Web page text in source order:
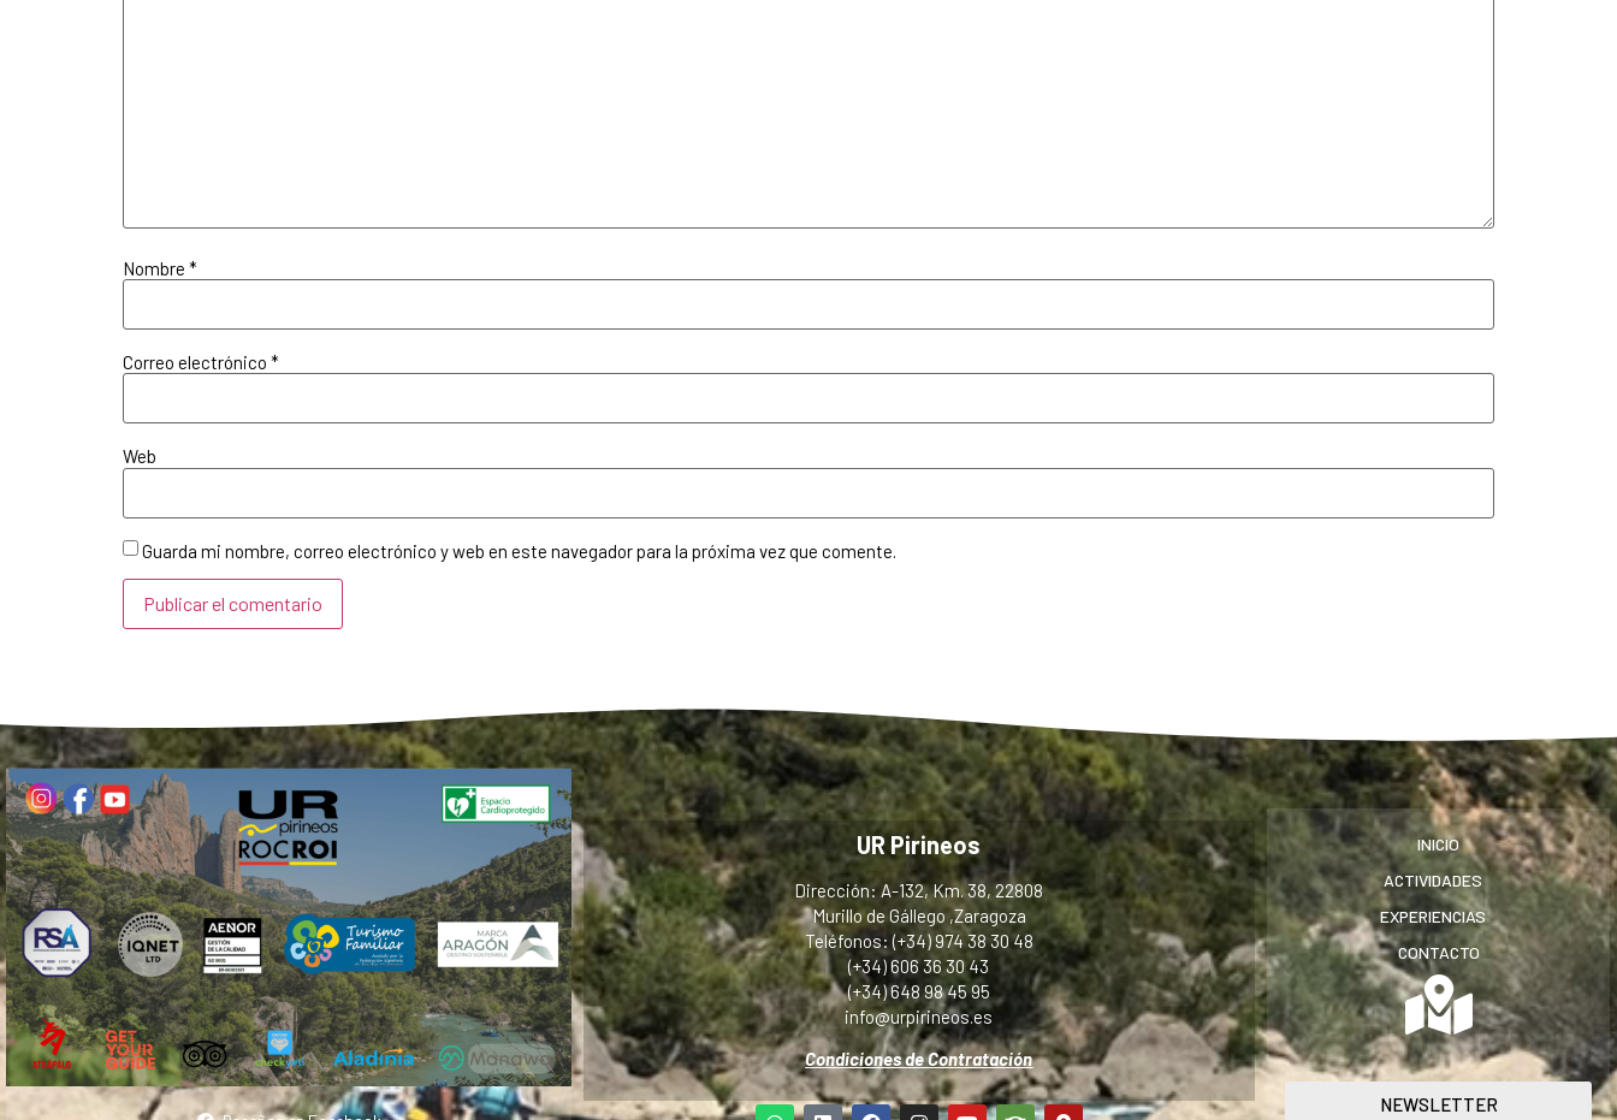
Nombre *
Correo electrónico *
Web
Guarda mi nombre, correo electrónico y web en este navegador para la próxima vez que comente.
UR Pirineos
Dirección: A-132, Km. 38, 22808
Murillo de Gállego ,Zaragoza
Teléfonos: (+34) 974 38 30 48
(+34) 606 36 30 43
(+34) 648 98 45 95
info@urpirineos.es
Condiciones de Contratación
INICIO
ACTIVIDADES
EXPERIENCIAS
CONTACTO
NEWSLETTER